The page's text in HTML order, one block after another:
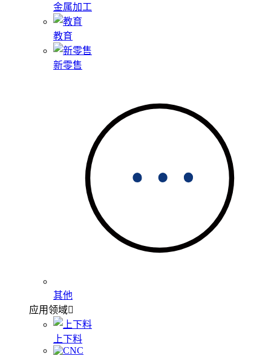
金属加工
教育
新零售
其他
应用领域
上下料